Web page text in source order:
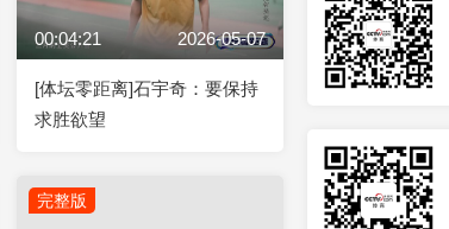
00:04:21 2026-05-07
[体坛零距离]石宇奇：要保持
求胜欲望
完整版